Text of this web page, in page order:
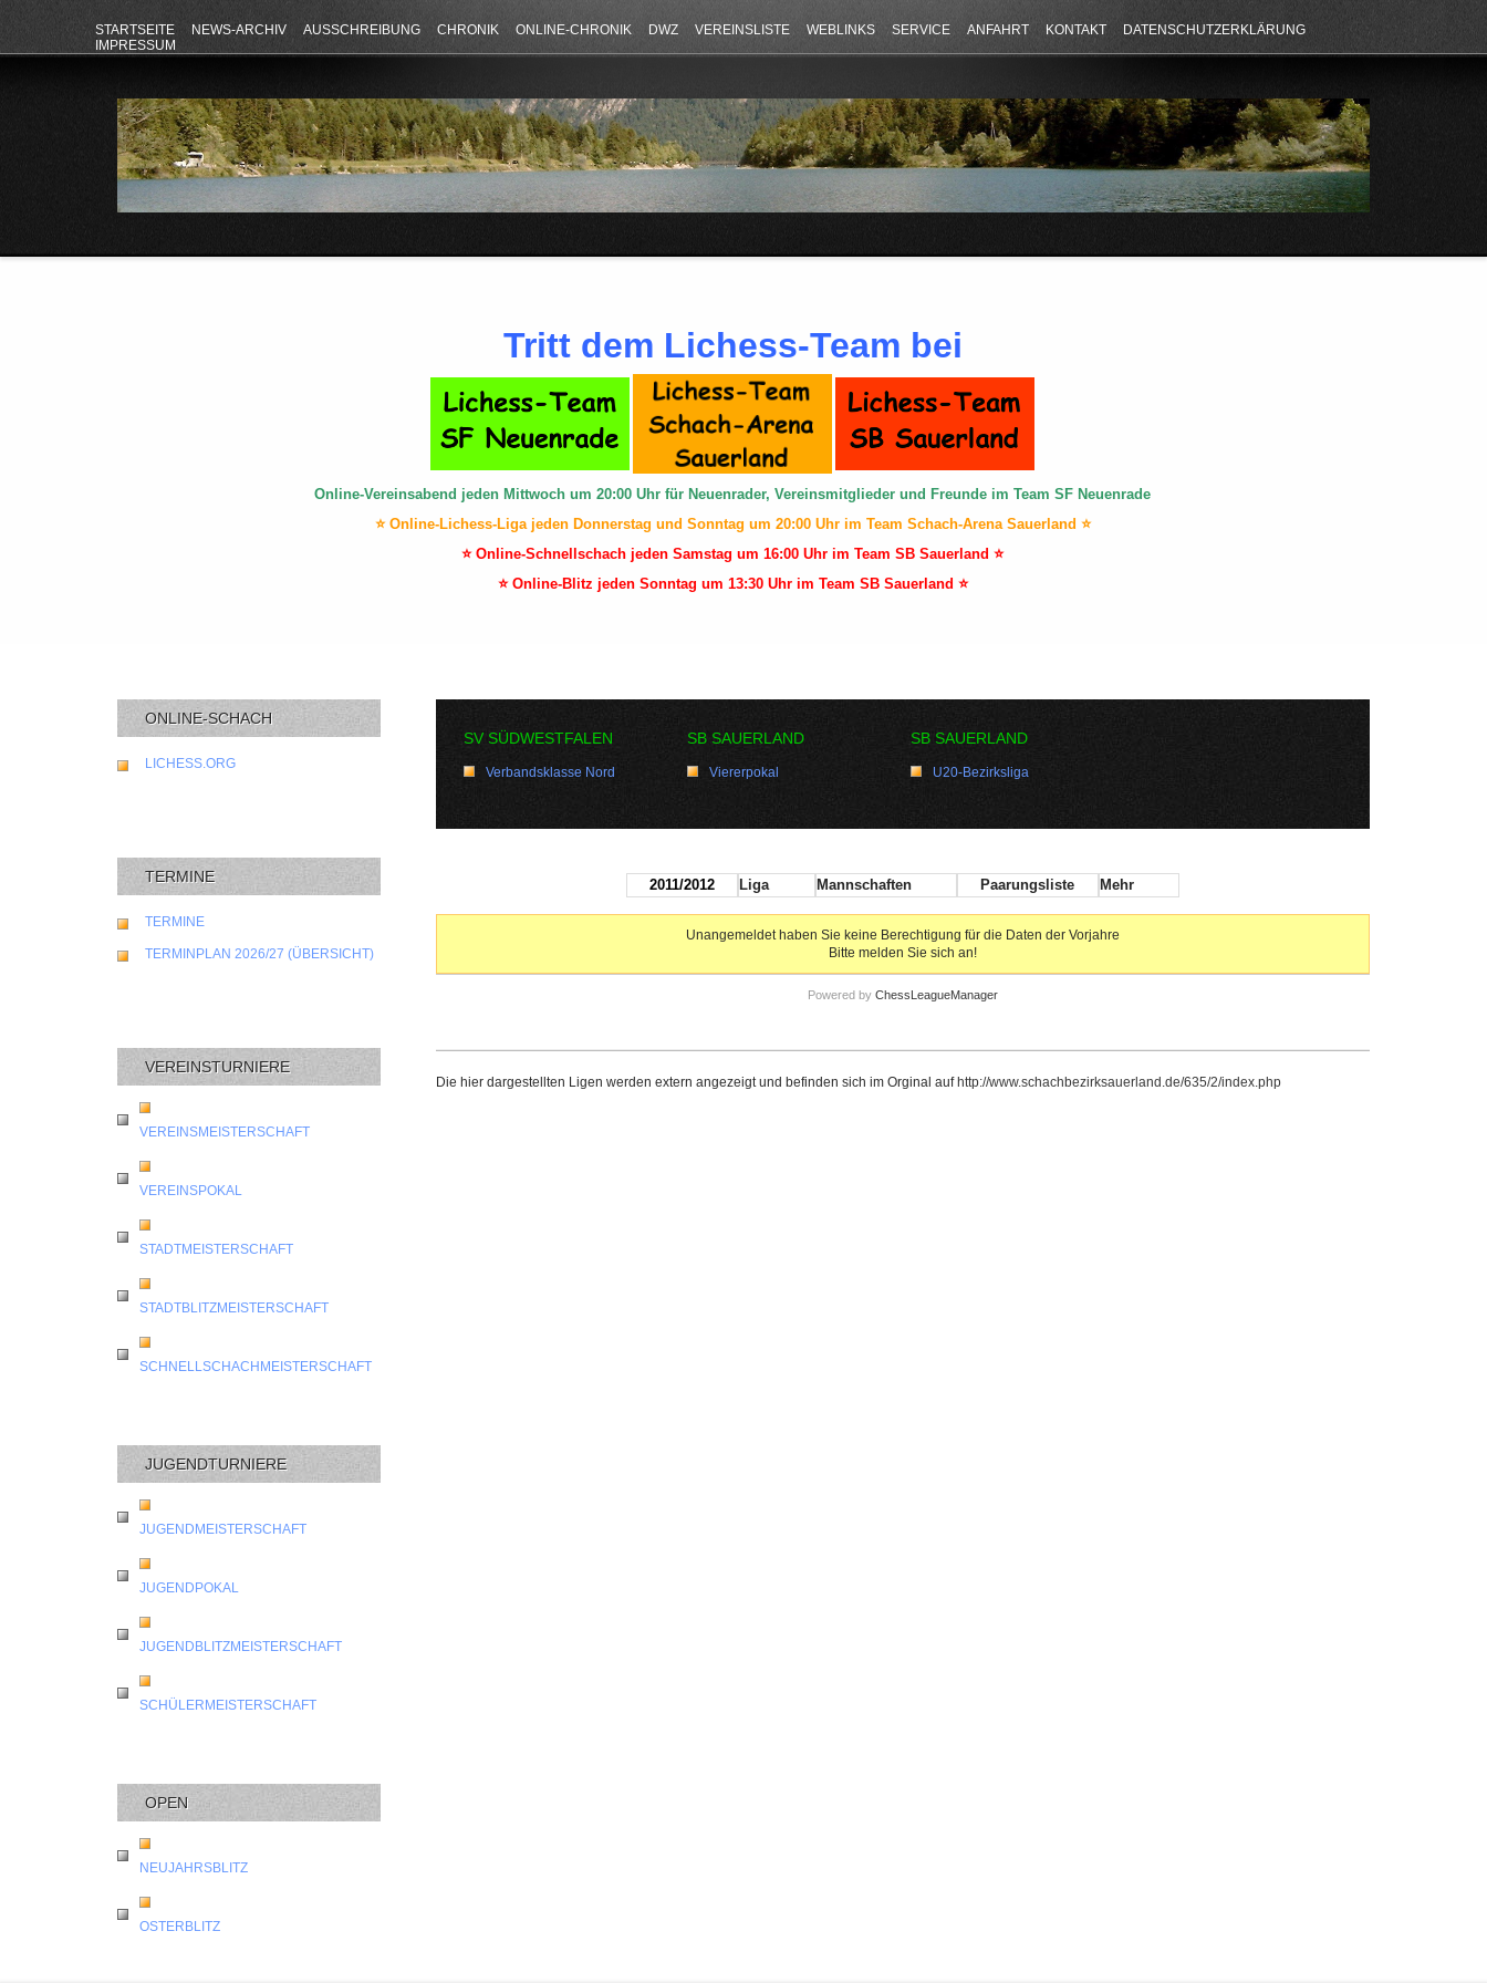
STARTSEITE NEWS-ARCHIV AUSSCHREIBUNG CHRONIK ONLINE-CHRONIK DWZ VEREINSLISTE WEBLINKS SERVICE ANFAHRT KONTAKT
DATENSCHUTZERKLÄRUNG
IMPRESSUM
Tritt dem Lichess-Team bei
Online-Vereinsabend jeden Mittwoch um 20:00 Uhr für Neuenrader, Vereinsmitglieder und Freunde im Team SF Neuenrade
⭐ Online-Lichess-Liga jeden Donnerstag und Sonntag um 20:00 Uhr im Team Schach-Arena Sauerland ⭐
⭐ Online-Schnellschach jeden Samstag um 16:00 Uhr im Team SB Sauerland ⭐
⭐ Online-Blitz jeden Sonntag um 13:30 Uhr im Team SB Sauerland ⭐
ONLINE-SCHACH
LICHESS.ORG
TERMINE
TERMINE
TERMINPLAN 2026/27 (ÜBERSICHT)
VEREINSTURNIERE
VEREINSMEISTERSCHAFT
VEREINSPOKAL
STADTMEISTERSCHAFT
STADTBLITZMEISTERSCHAFT
SCHNELLSCHACHMEISTERSCHAFT
JUGENDTURNIERE
JUGENDMEISTERSCHAFT
JUGENDPOKAL
JUGENDBLITZMEISTERSCHAFT
SCHÜLERMEISTERSCHAFT
OPEN
NEUJAHRSBLITZ
OSTERBLITZ
SV SÜDWESTFALEN
Verbandsklasse Nord
SB SAUERLAND
Viererpokal
SB SAUERLAND
U20-Bezirksliga
2011/2012 Liga Mannschaften Paarungsliste Mehr
Unangemeldet haben Sie keine Berechtigung für die Daten der Vorjahre
Bitte melden Sie sich an!
Powered by ChessLeagueManager
Die hier dargestellten Ligen werden extern angezeigt und befinden sich im Orginal auf http://www.schachbezirksauerland.de/635/2/index.php